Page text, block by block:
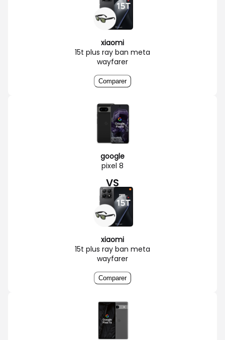
xiaomi
15t plus ray ban meta
wayfarer
Comparer
google
pixel 8
VS
xiaomi
15t plus ray ban meta
wayfarer
Comparer